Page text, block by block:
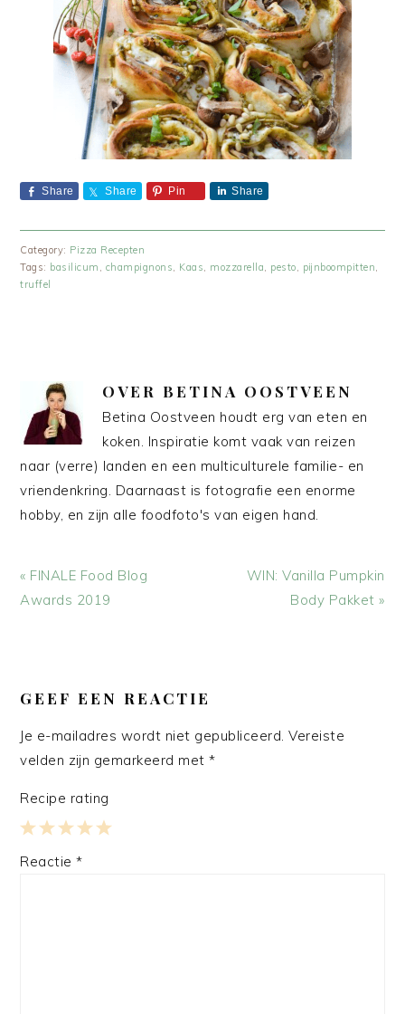
Share Share Pin Share
Category: Pizza Recepten
Tags: basilicum , champignons, Kaas, mozzarella, pesto, pijnboompitten,
truffel
OVER BETINA OOSTVEEN
Betina Oostveen houdt erg van eten en
koken. Inspiratie komt vaak van reizen
naar (verre) landen en een multiculturele familie- en
vriendenkring. Daarnaast is fotografie een enorme
hobby, en zijn alle foodfoto's van eigen hand.
Vorig
bericht:
« FINALE Food Blog
Awards 2019
Volgend
bericht:
WIN: Vanilla Pumpkin
Body Pakket »
INTERACTIES
GEEF EEN REACTIE
Je e-mailadres wordt niet gepubliceerd. Vereiste
velden zijn gemarkeerd met*
Recipe rating
4
3
2
1
Reactie*